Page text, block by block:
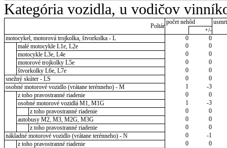
Kategória vozidla, u vodičov
Poltár
počet nehôd
+/-
motocykel, motorová trojkolka, štvorkolka - L
0
0
malé motocykle L1e, L2e
0
0
motocykle L3e, L4e
0
0
motorové trojkolky L5e
0
0
štvorkolky L6e, L7e
0
0
snežný skúter - LS
0
0
osobné motorové vozidlo (vrátane terénneho) - M
1
-3
z toho pravostranné riadenie
0
0
osobné motorové vozidlá M1, M1G
1
-3
z toho pravostranné riadenie
0
0
autobusy M2, M3, M2G, M3G
0
0
z toho pravostranné riadenie
0
0
nákladné motorové vozidlo (vrátane terénneho) - N
0
-1
z toho pravostranné riadenie
0
0